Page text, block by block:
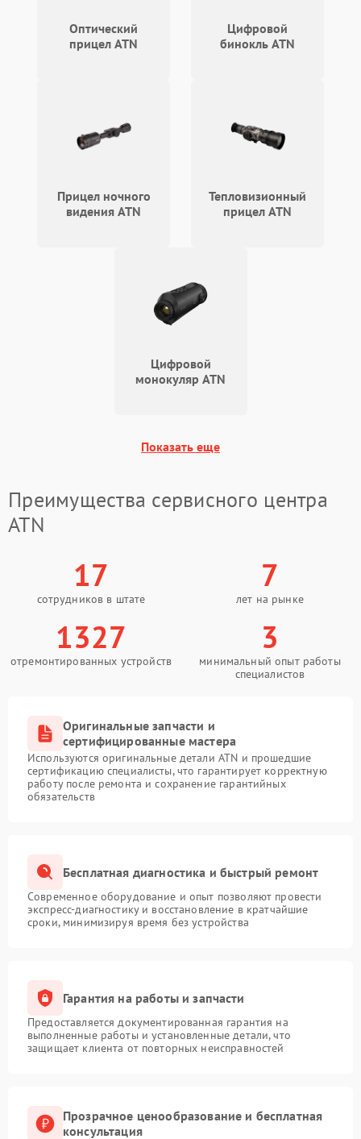
Консультации по эксплуатации и уходу за
устройством
Как заказать диагностику и
ремонт
Для обращения в наш центр достаточно связаться
по телефону +7 (861) 212-38-54 или приехать по
Оптический
прицел ATN
Цифровой
бинокль ATN
Прицел ночного
видения ATN
Тепловизионный
прицел ATN
Цифровой
монокуляр ATN
Показать еще
Преимущества сервисного центра
ATN
17
сотрудников в штате
7
лет на рынке
1327
отремонтированных устройств
3
минимальный опыт работы
специалистов
Оригинальные запчасти и
сертифицированные мастера
Используются оригинальные детали ATN и прошедшие
сертификацию специалисты, что гарантирует корректную
работу после ремонта и сохранение гарантийных
обязательств
Бесплатная диагностика и быстрый ремонт
Современное оборудование и опыт позволяют провести
экспресс-диагностику и восстановление в кратчайшие
сроки, минимизируя время без устройства
Гарантия на работы и запчасти
Предоставляется документированная гарантия на
выполненные работы и установленные детали, что
защищает клиента от повторных неисправностей
Прозрачное ценообразование и бесплатная
консультация